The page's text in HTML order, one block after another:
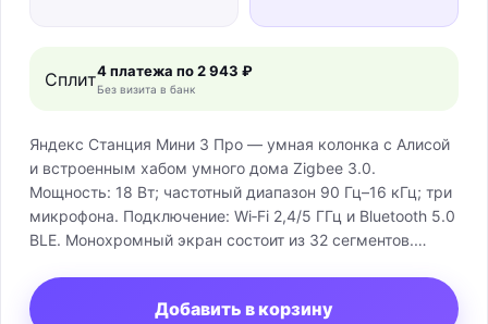
Сплит4 платежа по2 943 ₽
Без визита в банк
Яндекс Станция Мини 3 Про — умная колонка с Алисой
и встроенным хабом умного дома Zigbee 3.0.
Мощность: 18 Вт; частотный диапазон 90 Гц–16 кГц; три
микрофона. Подключение: Wi‑Fi 2,4/5 ГГц и Bluetooth 5.0
BLE. Монохромный экран состоит из 32 сегментов.
колонка, адаптер питания, кабель и документация.
Добавить в корзину